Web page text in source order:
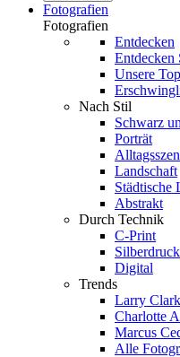
Fotografien
Fotografien
Entdecken
Entdecken
Unsere
Nach Stil
Schwarz
Porträt
Landschaft
Städtische
Abstrakt
Durch Technik
C-Print
Silberdruck
Digital
Trends
Larry Clark
Charlotte
Marcus
Alle